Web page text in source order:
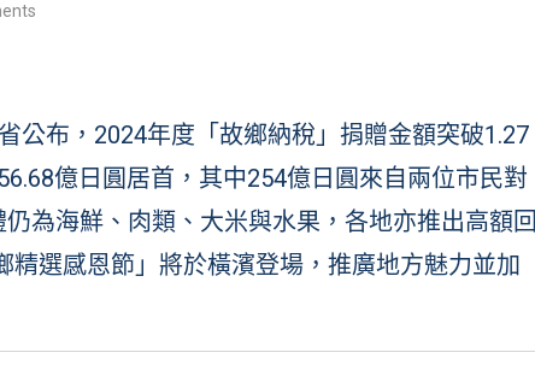
公布，2024年度「故鄉納稅」捐贈金額突破1.27
億日圓居首，其中254億日圓來自兩位市民對
為海鮮、肉類、大米與水果，各地亦推出高額回
選感恩節」將於橫濱登場，推廣地方魅力並加